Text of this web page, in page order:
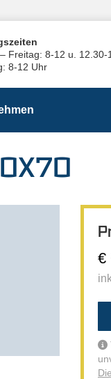
Freitag: 8-12 u. 12.30-
8-12 Uhr
€